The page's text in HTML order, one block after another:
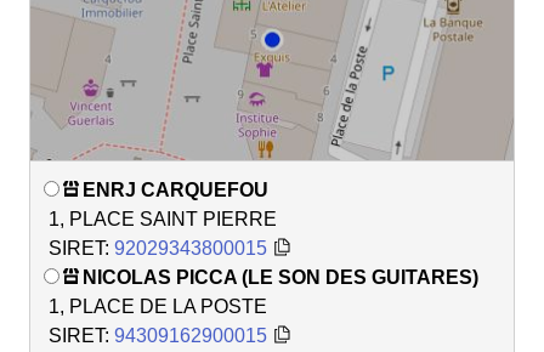
ENRJ CARQUEFOU
1, PLACE SAINT PIERRE
SIRET: 92029343800015
NICOLAS PICCA (LE SON DES GUITARES)
1, PLACE DE LA POSTE
SIRET: 94309162900015